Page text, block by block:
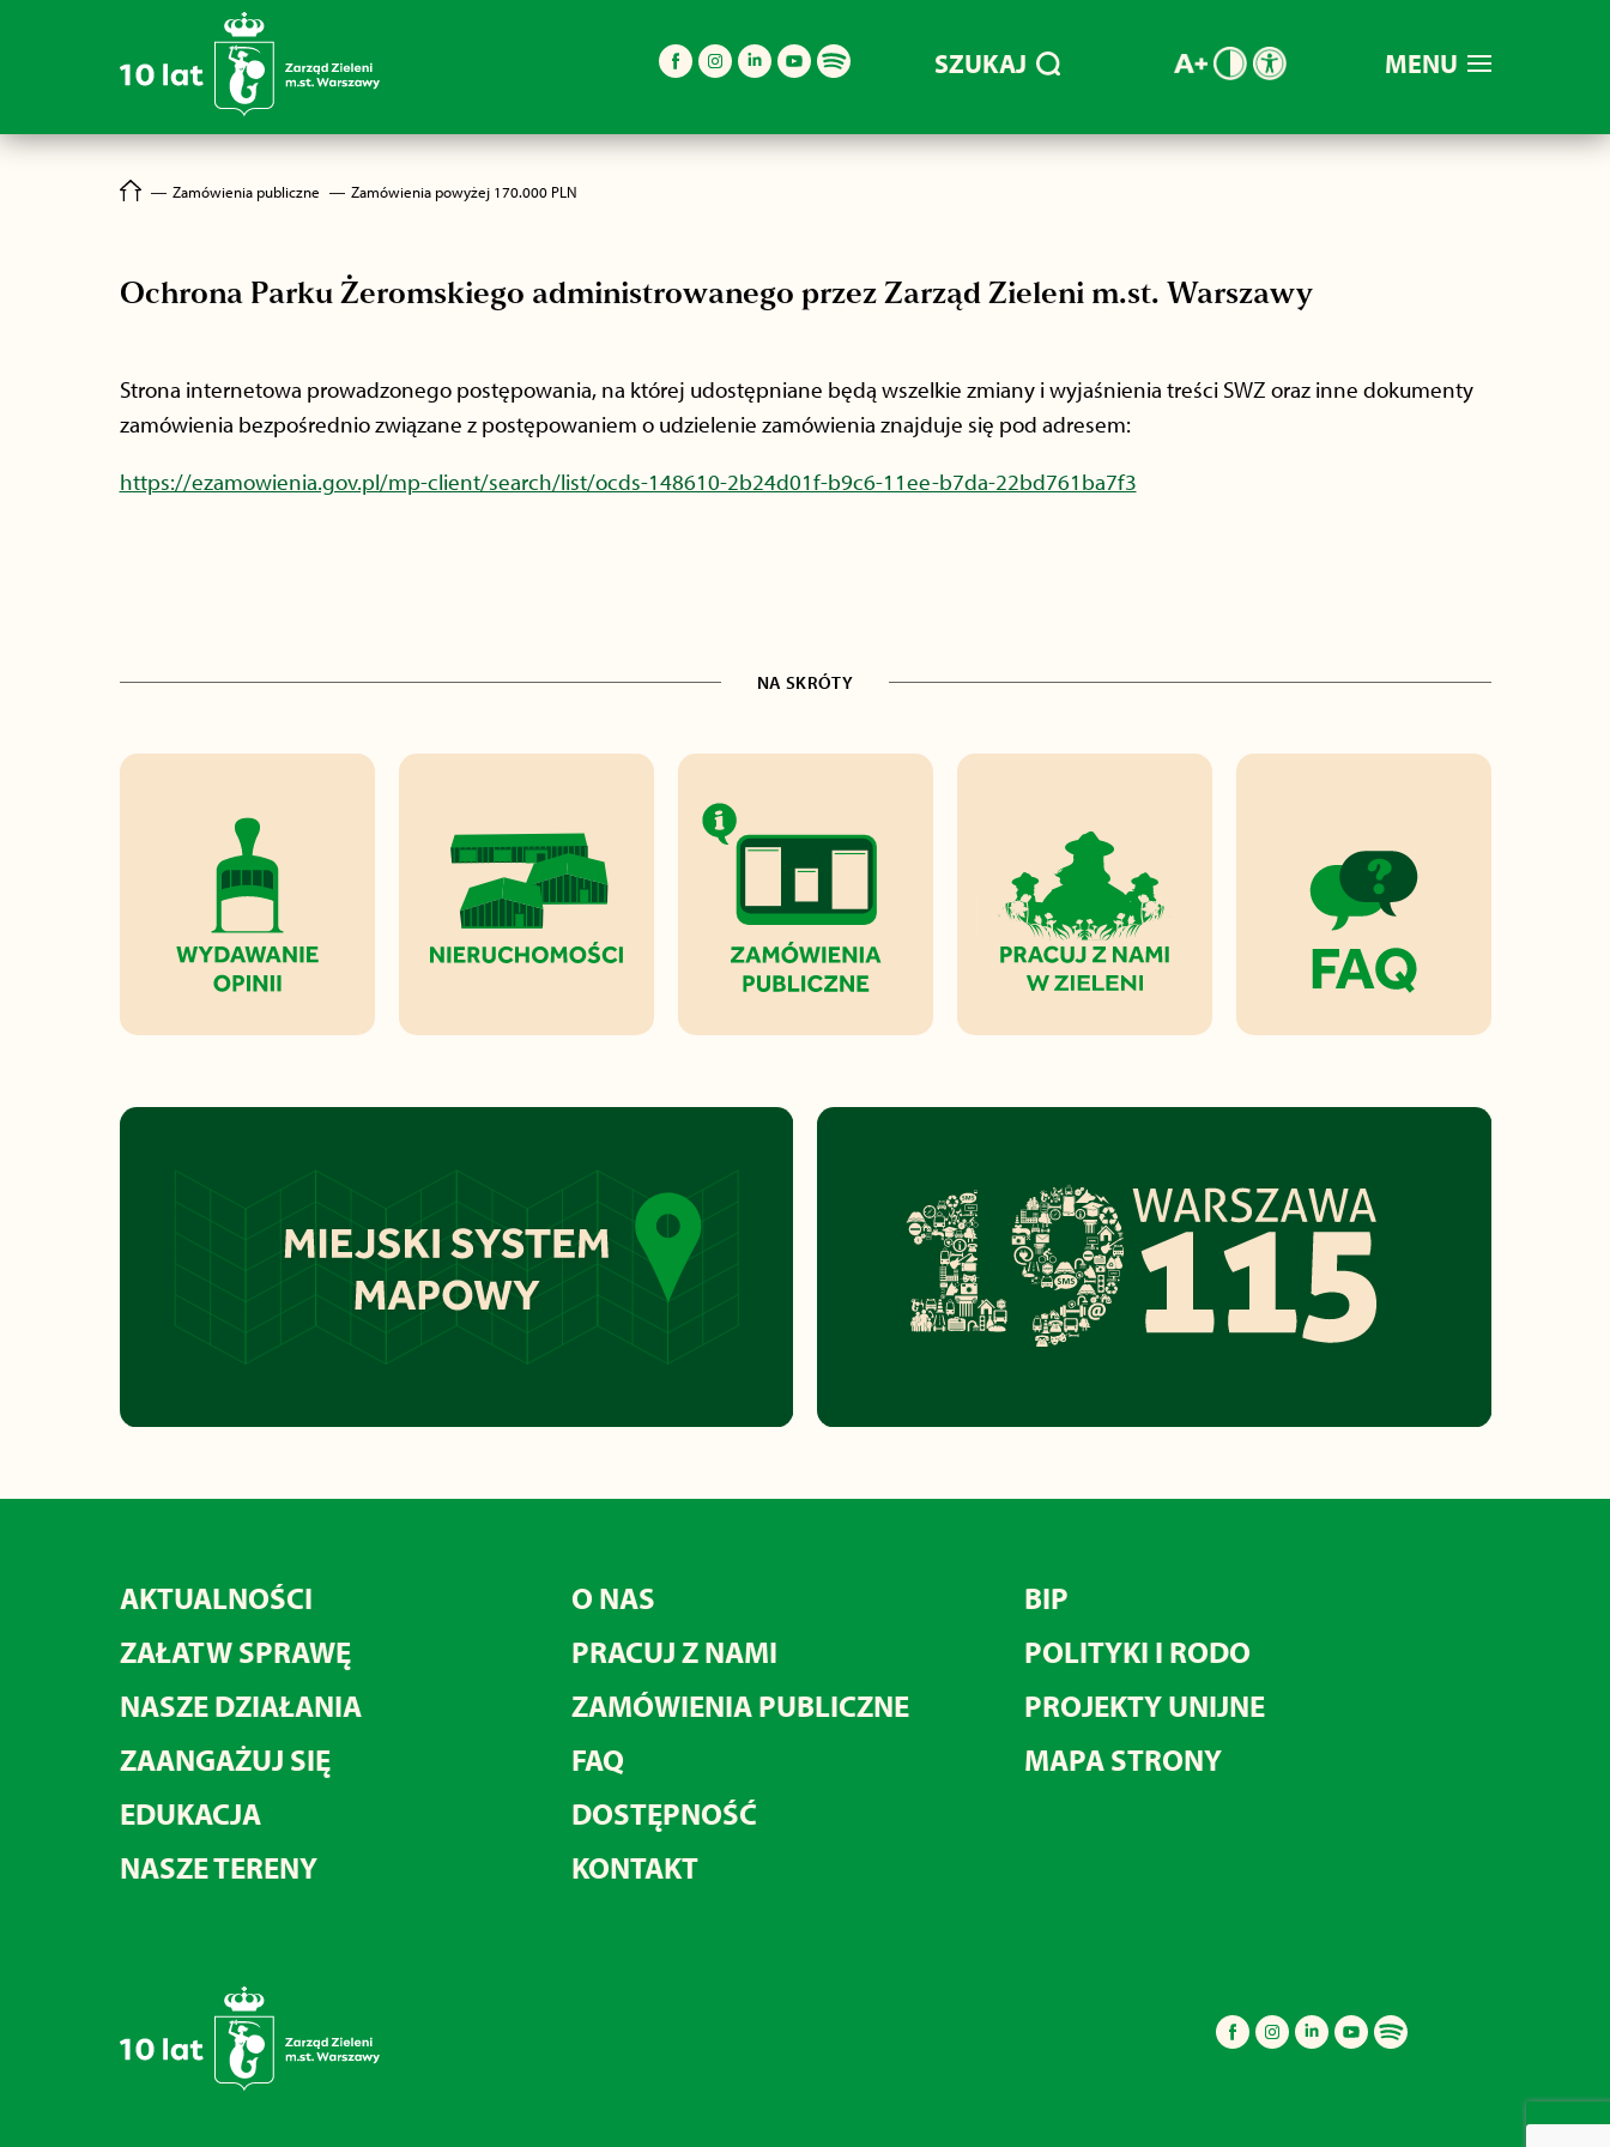
MENU
SZUKAJ
― Zamówienia publiczne ― Zamówienia powyżej 170.000 PLN
Ochrona Parku Żeromskiego administrowanego przez Zarząd Zieleni m.st. Warszawy
Strona internetowa prowadzonego postępowania, na której udostępniane będą wszelkie zmiany i wyjaśnienia treści SWZ oraz inne dokumenty
zamówienia bezpośrednio związane z postępowaniem o udzielenie zamówienia znajduje się pod adresem:
https://ezamowienia.gov.pl/mp-client/search/list/ocds-148610-2b24d01f-b9c6-11ee-b7da-22bd761ba7f3
NA SKRÓTY
AKTUALNOŚCI
ZAŁATW SPRAWĘ
NASZE DZIAŁANIA
ZAANGAŻUJ SIĘ
EDUKACJA
NASZE TERENY
O NAS
PRACUJ Z NAMI
ZAMÓWIENIA PUBLICZNE
FAQ
DOSTĘPNOŚĆ
KONTAKT
BIP
POLITYKI I RODO
PROJEKTY UNIJNE
MAPA STRONY